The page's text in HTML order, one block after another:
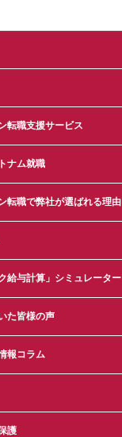
転職支援サービス
ナム就職
転職で弊社が選ばれる理由
給与計算」シミュレーター
た皆様の声
報コラム
護